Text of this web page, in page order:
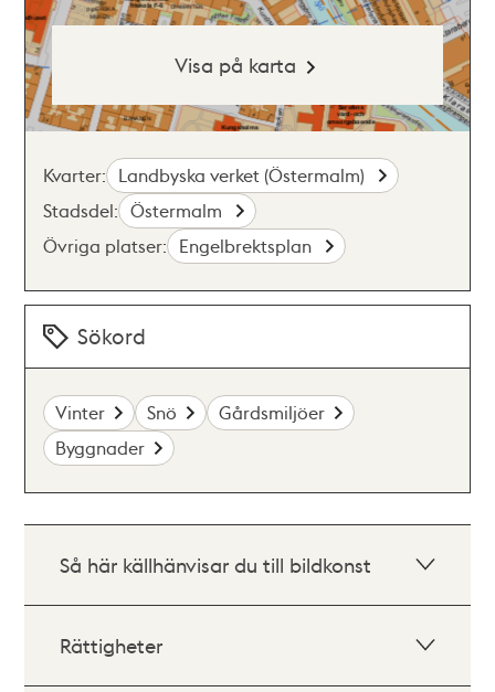
Visa på karta
Kvarter: Landbyska verket (Östermalm)
Stadsdel: Östermalm
Övriga platser: Engelbrektsplan
Sökord
Vinter Snö
Gårdsmiljöer
Byggnader
Så här källhänvisar du till bildkonst
Rättigheter